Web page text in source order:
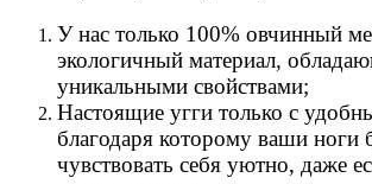
У нас только 100% овчинный
экологичный материал,
уникальными свойствами;
Настоящие угги только с
благодаря которому ваши ноги
чувствовать себя уютно, даже